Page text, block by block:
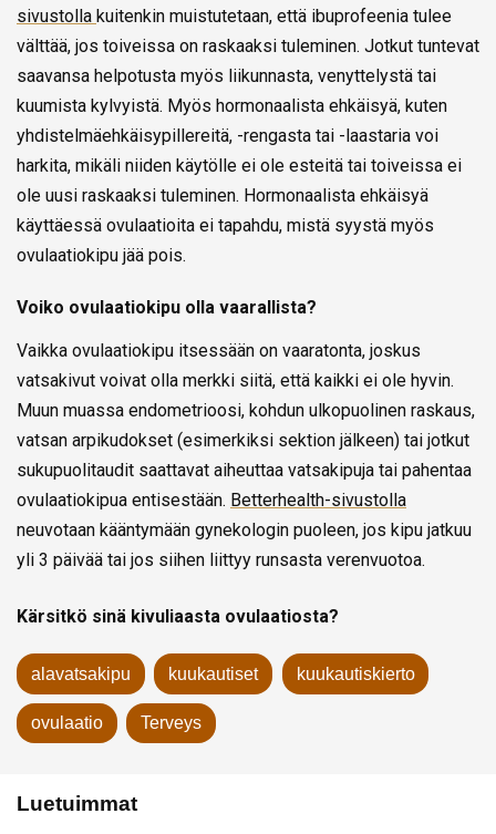
sivustolla kuitenkin muistutetaan, että ibuprofeenia tulee
välttää, jos toiveissa on raskaaksi tuleminen. Jotkut tuntevat
saavansa helpotusta myös liikunnasta, venyttelystä tai
kuumista kylvyistä. Myös hormonaalista ehkäisyä, kuten
yhdistelmäehkäisypillereitä, -rengasta tai -laastaria voi
harkita, mikäli niiden käytölle ei ole esteitä tai toiveissa ei
ole uusi raskaaksi tuleminen. Hormonaalista ehkäisyä
käyttäessä ovulaatioita ei tapahdu, mistä syystä myös
ovulaatiokipu jää pois.
Voiko ovulaatiokipu olla vaarallista?
Vaikka ovulaatiokipu itsessään on vaaratonta, joskus
vatsakivut voivat olla merkki siitä, että kaikki ei ole hyvin.
Muun muassa endometrioosi, kohdun ulkopuolinen raskaus,
vatsan arpikudokset (esimerkiksi sektion jälkeen) tai jotkut
sukupuolitaudit saattavat aiheuttaa vatsakipuja tai pahentaa
ovulaatiokipua entisestään. Betterhealth-sivustolla
neuvotaan kääntymään gynekologin puoleen, jos kipu jatkuu
yli 3 päivää tai jos siihen liittyy runsasta verenvuotoa.
Kärsitkö sinä kivuliaasta ovulaatiosta?
alavatsakipu kuukautiset kuukautiskierto
ovulaatio Terveys
Luetuimmat